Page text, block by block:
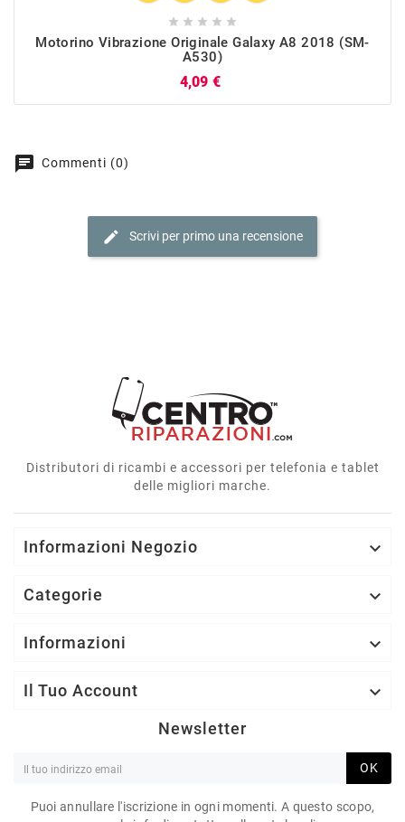
    
Motorino Vibrazione Originale Galaxy A8 2018 (SM-
A530)
4,09 €
chat Commenti (0)
edit Scrivi per primo una recensione
Distributori di ricambi e accessori per telefonia e tablet
delle migliori marche.
Informazioni Negozio 
Categorie 
Informazioni 
Il Tuo Account 
Newsletter
OK
Puoi annullare l'iscrizione in ogni momenti. A questo scopo,